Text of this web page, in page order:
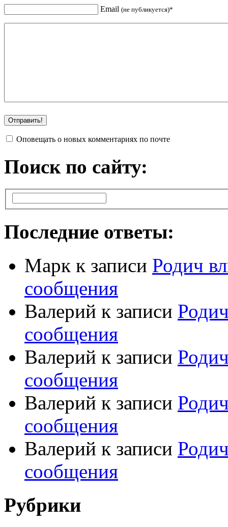
Email (не публикуется)*
Оповещать о новых комментариях по почте
Поиск по сайту:
Последние ответы:
Марк к записи Родич
сообщения
Валерий к записи
сообщения
Валерий к записи
сообщения
Валерий к записи
сообщения
Валерий к записи
сообщения
Рубрики